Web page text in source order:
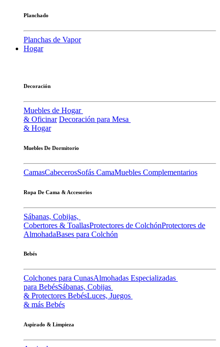
Planchado
Planchas de Vapor
Hogar
Decoración
Muebles de Hogar
& Oficinar Decoración para Mesa
& Hogar
Muebles De Dormitorio
CamasCabecerosSofás CamaMuebles Complementarios
Ropa De Cama & Accesorios
Sábanas, Cobijas,
Cobertores & ToallasProtectores de ColchónProtectores de
AlmohadaBases para Colchón
Bebés
Colchones para CunasAlmohadas Especializadas
para BebésSábanas, Cobijas
& Protectores BebésLuces, Juegos
& más Bebés
Aspirado & Limpieza